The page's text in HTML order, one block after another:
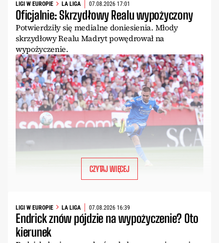
LIGI W EUROPIE LA LIGA 07.08.2026 17:01
Oficjalnie: Skrzydłowy Realu wypożyczony
Potwierdziły się medialne doniesienia. Młody
skrzydłowy Realu Madryt powędrował na
wypożyczenie.
CZYTAJ WIĘCEJ
LIGI W EUROPIE LA LIGA 07.08.2026 16:39
Endrick znów pójdzie na wypożyczenie? Oto
kierunek